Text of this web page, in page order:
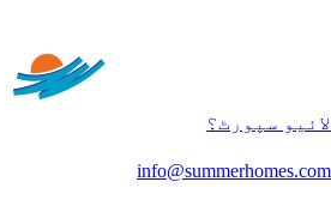
لائیو سپورٹ؟
info@summerhomes.com